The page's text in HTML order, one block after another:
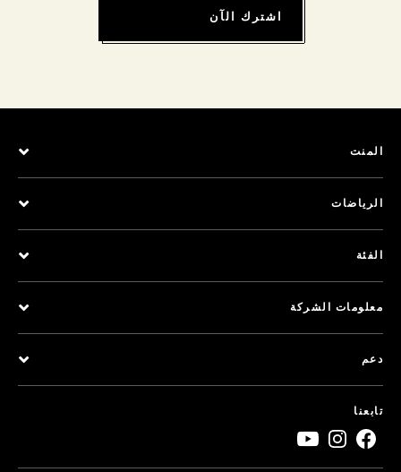
اشترك الآن
المنت
الرياضات
الفئة
معلومات الشركة
دعم
تابعنا